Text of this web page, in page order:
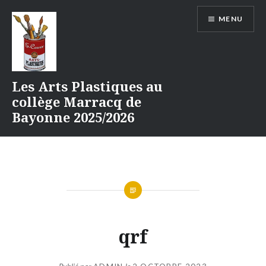
contenu
Les Arts Plastiques au
collège Marracq de
Bayonne 2025/2026
MENU
qrf